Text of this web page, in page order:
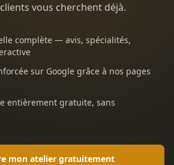
vous cherchent déjà.
complète — avis, spécialités,
sur Google grâce à nos pages
entièrement gratuite, sans
mon atelier gratuitement